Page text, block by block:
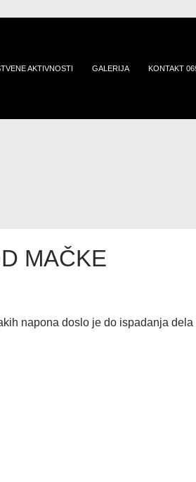
AKTIVNOSTI GALERIJA KONTAKT
MAČKE
napona doslo je do ispadanja